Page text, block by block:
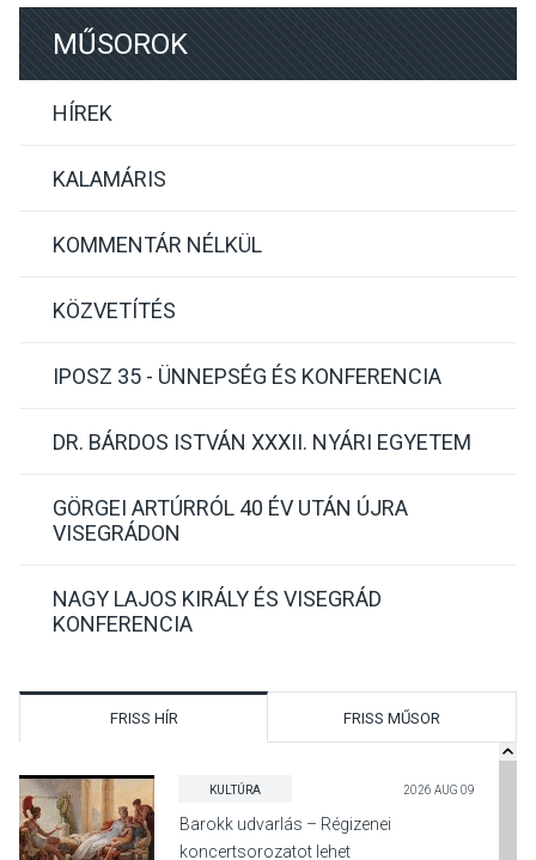
MŰSOROK
HÍREK
KALAMÁRIS
KOMMENTÁR NÉLKÜL
KÖZVETÍTÉS
IPOSZ 35 - ÜNNEPSÉG ÉS KONFERENCIA
DR. BÁRDOS ISTVÁN XXXII. NYÁRI EGYETEM
GÖRGEI ARTÚRRÓL 40 ÉV UTÁN ÚJRA
VISEGRÁDON
NAGY LAJOS KIRÁLY ÉS VISEGRÁD
KONFERENCIA
FRISS HÍR FRISS MŰSOR
KULTÚRA 2026 AUG 09
Barokk udvarlás – Régizenei
koncertsorozatot lehet